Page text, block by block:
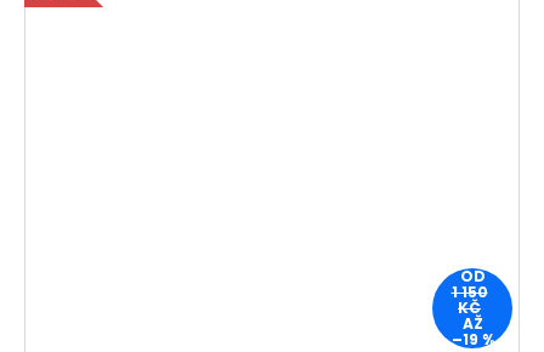
OD
1 150
KČ
AŽ
–19 %